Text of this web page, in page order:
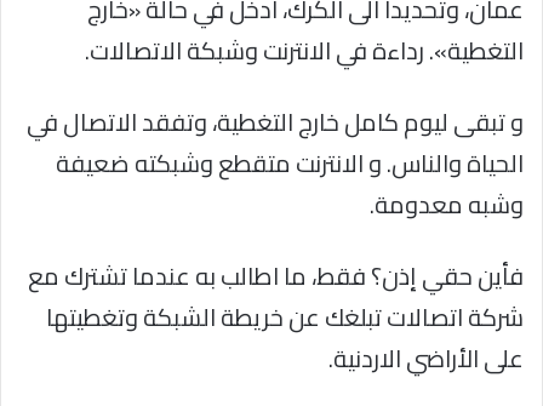
عمان، وتحديدا الى الكرك، ادخل في حالة «خارج
التغطية». رداءة في الانترنت وشبكة الاتصالات.
و تبقى ليوم كامل خارج التغطية، وتفقد الاتصال في
الحياة والناس. و الانترنت متقطع وشبكته ضعيفة
وشبه معدومة.
فأين حقي إذن؟ فقط، ما اطالب به عندما تشترك مع
شركة اتصالات تبلغك عن خريطة الشبكة وتغطيتها
على الأراضي الاردنية.